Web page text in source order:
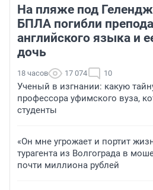
На пляже под
БПЛА погибли
английского языка и
дочь
18 часов 17 074 10
Ученый в изгнании: какую
профессора уфимского вуза,
студенты
«Он мне угрожает и портит
турагента из Волгограда в
почти миллиона рублей